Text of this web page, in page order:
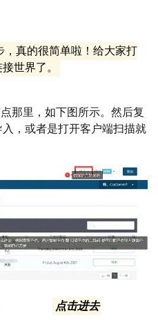
真的很简单啦！给大家打
世界了。
那里，如下图所示。然后复
，或者是打开客户端扫描就
点击进去